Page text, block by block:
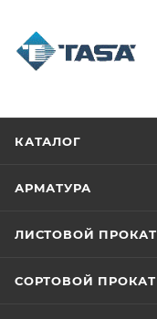
КАТАЛОГ
АРМАТУРА
ЛИСТОВОЙ ПРОКАТ
СОРТОВОЙ ПРОКАТ